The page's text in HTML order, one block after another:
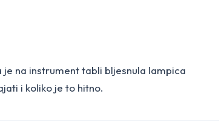
na instrument tabli bljesnula lampica
i koliko je to hitno.